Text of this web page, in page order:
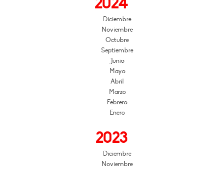
2024
Diciembre
Noviembre
Octubre
Septiembre
Junio
Mayo
Abril
Marzo
Febrero
Enero
2023
Diciembre
Noviembre